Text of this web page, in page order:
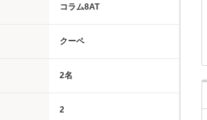
コラム8AT
クーペ
2名
2